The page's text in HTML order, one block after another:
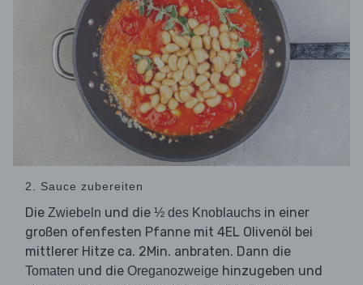
2. Sauce zubereiten
Die Zwiebeln und die ½ des Knoblauchs in einer
großen ofenfesten Pfanne mit 4EL Olivenöl bei
mittlerer Hitze ca. 2Min. anbraten. Dann die
Tomaten und die Oreganozweige hinzugeben und